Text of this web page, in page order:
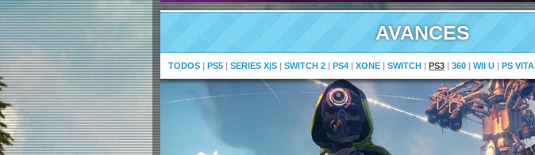
AVANCES
TODOS | PS5 | SERIES X|S | SWITCH 2 | PS4 | XONE | SWITCH | PS3 | 360 | WII U | PS VITA